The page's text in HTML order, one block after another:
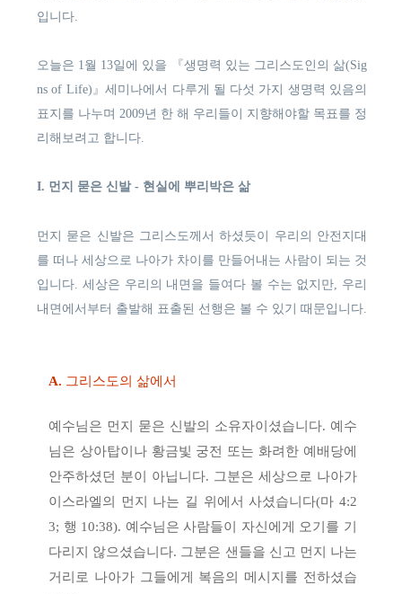
입니다.
오늘은 1월 13일에 있을 『생명력 있는 그리스도인의 삶(Sig
ns of Life)』세미나에서 다루게 될 다섯 가지 생명력 있음의
표지를 나누며 2009년 한 해 우리들이 지향해야할 목표를 정
리해보려고 합니다.
I. 먼지 묻은 신발 - 현실에 뿌리박은 삶
먼지 묻은 신발은 그리스도께서 하셨듯이 우리의 안전지대
를 떠나 세상으로 나아가 차이를 만들어내는 사람이 되는 것
입니다. 세상은 우리의 내면을 들여다 볼 수는 없지만, 우리
내면에서부터 출발해 표출된 선행은 볼 수 있기 때문입니다.
A. 그리스도의 삶에서
예수님은 먼지 묻은 신발의 소유자이셨습니다. 예수
님은 상아탑이나 황금빛 궁전 또는 화려한 예배당에
안주하셨던 분이 아닙니다. 그분은 세상으로 나아가
이스라엘의 먼지 나는 길 위에서 사셨습니다(마 4:2
3; 행 10:38). 예수님은 사람들이 자신에게 오기를 기
다리지 않으셨습니다. 그분은 샌들을 신고 먼지 나는
거리로 나아가 그들에게 복음의 메시지를 전하셨습